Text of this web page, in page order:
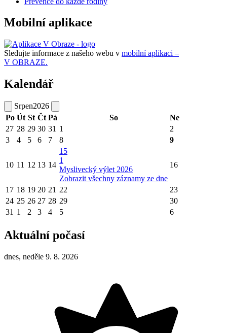
Mobilní aplikace
Sledujte informace z našeho webu v mobilní aplikaci –
V OBRAZE.
Kalendář
Srpen2026
Po Út St Čt Pá So
Ne
27 28 29 30 31 1
2
3
4 5 6 7 8 9
10 11 12 13 14
15
1
Myslivecký výlet 2026
Zobrazit všechny záznamy ze dne
16
17 18 19 20 21 22
23
24 25 26 27 28 29
30
31 1 2 3 4 5 6
Aktuální počasí
dnes, neděle 9. 8. 2026